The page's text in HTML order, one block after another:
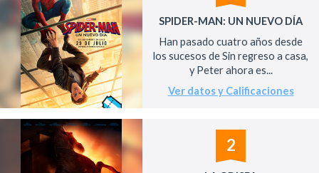
SPIDER-MAN: UN NUEVO DÍA
Han pasado cuatro años desde
los sucesos de Sin regreso a casa,
y Peter ahora es...
Ver datos y Calificaciones
2